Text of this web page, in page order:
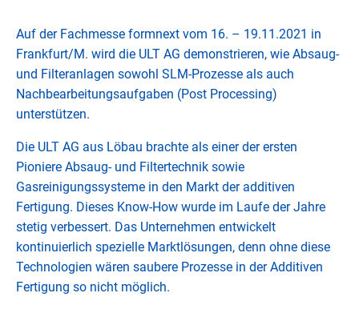
Auf der Fachmesse formnext vom 16. – 19.11.2021 in
Frankfurt/M. wird die ULT AG demonstrieren, wie Absaug-
und Filteranlagen sowohl SLM-Prozesse als auch
Nachbearbeitungsaufgaben (Post Processing)
unterstützen.
Die ULT AG aus Löbau brachte als einer der ersten
Pioniere Absaug- und Filtertechnik sowie
Gasreinigungssysteme in den Markt der additiven
Fertigung. Dieses Know-How wurde im Laufe der Jahre
stetig verbessert. Das Unternehmen entwickelt
kontinuierlich spezielle Marktlösungen, denn ohne diese
Technologien wären saubere Prozesse in der Additiven
Fertigung so nicht möglich.